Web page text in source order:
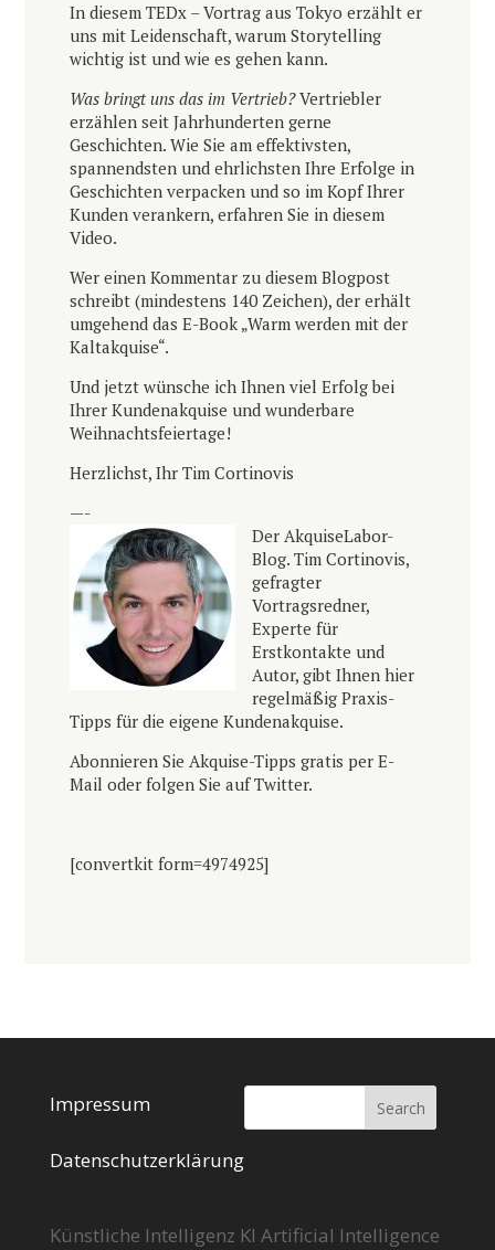
In diesem TEDx – Vortrag aus Tokyo erzählt er
uns mit Leidenschaft, warum Storytelling
wichtig ist und wie es gehen kann.
Was bringt uns das im Vertrieb?Vertriebler
erzählen seit Jahrhunderten gerne
Geschichten. Wie Sie am effektivsten,
spannendsten und ehrlichsten Ihre Erfolge in
Geschichten verpacken und so im Kopf Ihrer
Kunden verankern, erfahren Sie in diesem
Video.
Wer einen Kommentar zu diesem Blogpost
schreibt (mindestens 140 Zeichen), der erhält
umgehend das E-Book „Warm werden mit der
Kaltakquise“.
Und jetzt wünsche ich Ihnen viel Erfolg bei
Ihrer Kundenakquise und wunderbare
Weihnachtsfeiertage!
Herzlichst, Ihr Tim Cortinovis
—-
Der AkquiseLabor-
Blog. Tim Cortinovis,
gefragter
Vortragsredner,
Experte für
Erstkontakte und
Autor, gibt Ihnen hier
regelmäßig Praxis-
Tipps für die eigene Kundenakquise.
Abonnieren Sie Akquise-Tipps gratis per E-
Mail oder folgen Sie auf Twitter.
[convertkit form=4974925]
Impressum
Datenschutzerklärung
Künstliche Intelligenz KI Artificial Intelligence